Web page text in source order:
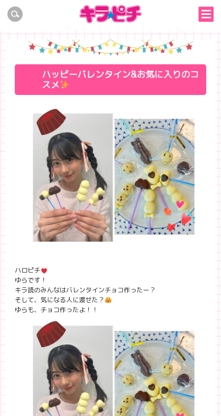
ハッピーバレンタイン&お気に入りのコ
スメ
ハロピチ
ゆらです！
キラ読のみんなはバレンタインチョコ作ったー？
そして、気になる人に渡せた？
ゆらも、チョコ作ったよ！！